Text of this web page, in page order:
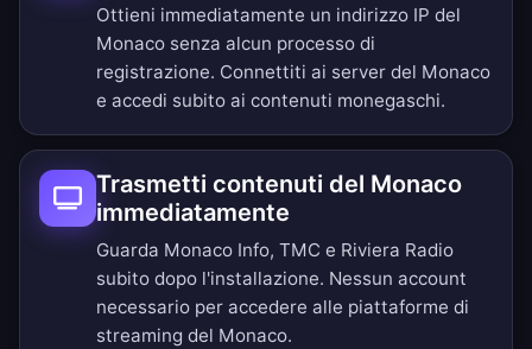
Ottieni immediatamente un indirizzo IP del
Monaco senza alcun processo di
registrazione. Connettiti ai server del Monaco
e accedi subito ai contenuti monegaschi.
Trasmetti contenuti del Monaco
immediatamente
Guarda Monaco Info, TMC e Riviera Radio
subito dopo l'installazione. Nessun account
necessario per accedere alle piattaforme di
streaming del Monaco.